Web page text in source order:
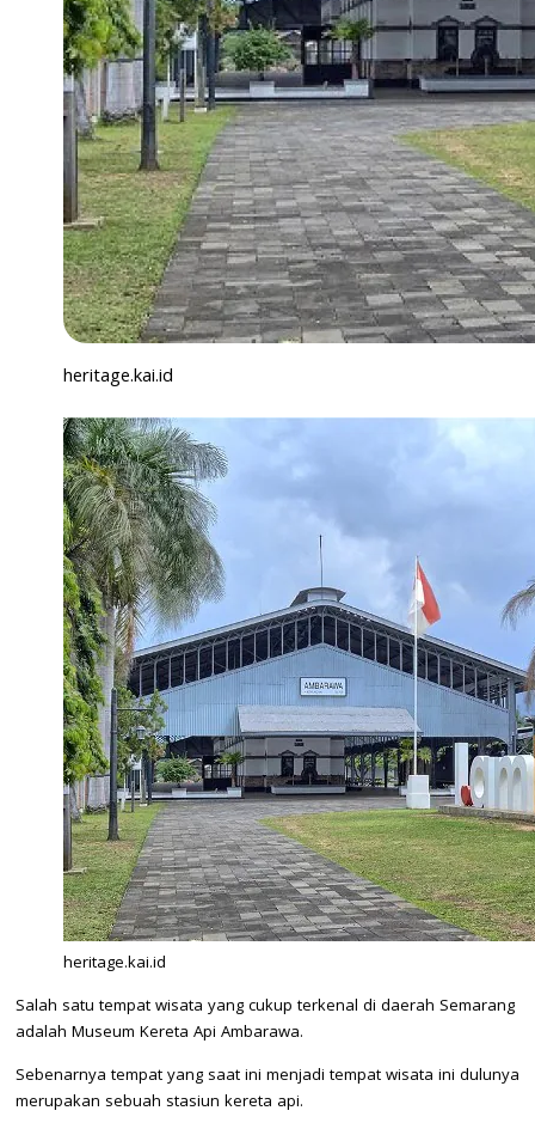
heritage.kai.id
heritage.kai.id
Salah satu tempat wisata yang cukup terkenal di daerah Semarang
adalah Museum Kereta Api Ambarawa.
Sebenarnya tempat yang saat ini menjadi tempat wisata ini dulunya
merupakan sebuah stasiun kereta api.